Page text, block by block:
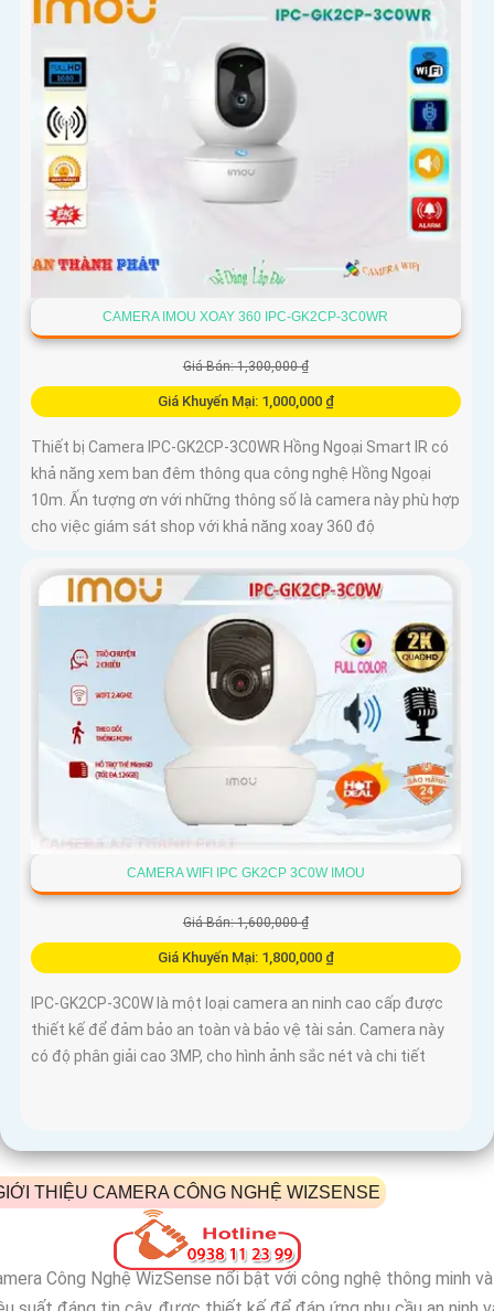
CAMERA IMOU XOAY 360 IPC-GK2CP-3C0WR
Giá Bán: 1,300,000 ₫
Giá Khuyến Mại: 1,000,000 ₫
Thiết bị Camera IPC-GK2CP-3C0WR Hồng Ngoại Smart IR có
khả năng xem ban đêm thông qua công nghệ Hồng Ngoại
10m. Ấn tượng ơn với những thông số là camera này phù hợp
cho việc giám sát shop với khả năng xoay 360 độ
CAMERA WIFI IPC GK2CP 3C0W IMOU
Giá Bán: 1,600,000 ₫
Giá Khuyến Mại: 1,800,000 ₫
IPC-GK2CP-3C0W là một loại camera an ninh cao cấp được
thiết kế để đảm bảo an toàn và bảo vệ tài sản. Camera này
có độ phân giải cao 3MP, cho hình ảnh sắc nét và chi tiết
THIỆU CAMERA CÔNG NGHỆ WIZSENSE
Công Nghệ WizSense nổi bật với công nghệ thông minh và